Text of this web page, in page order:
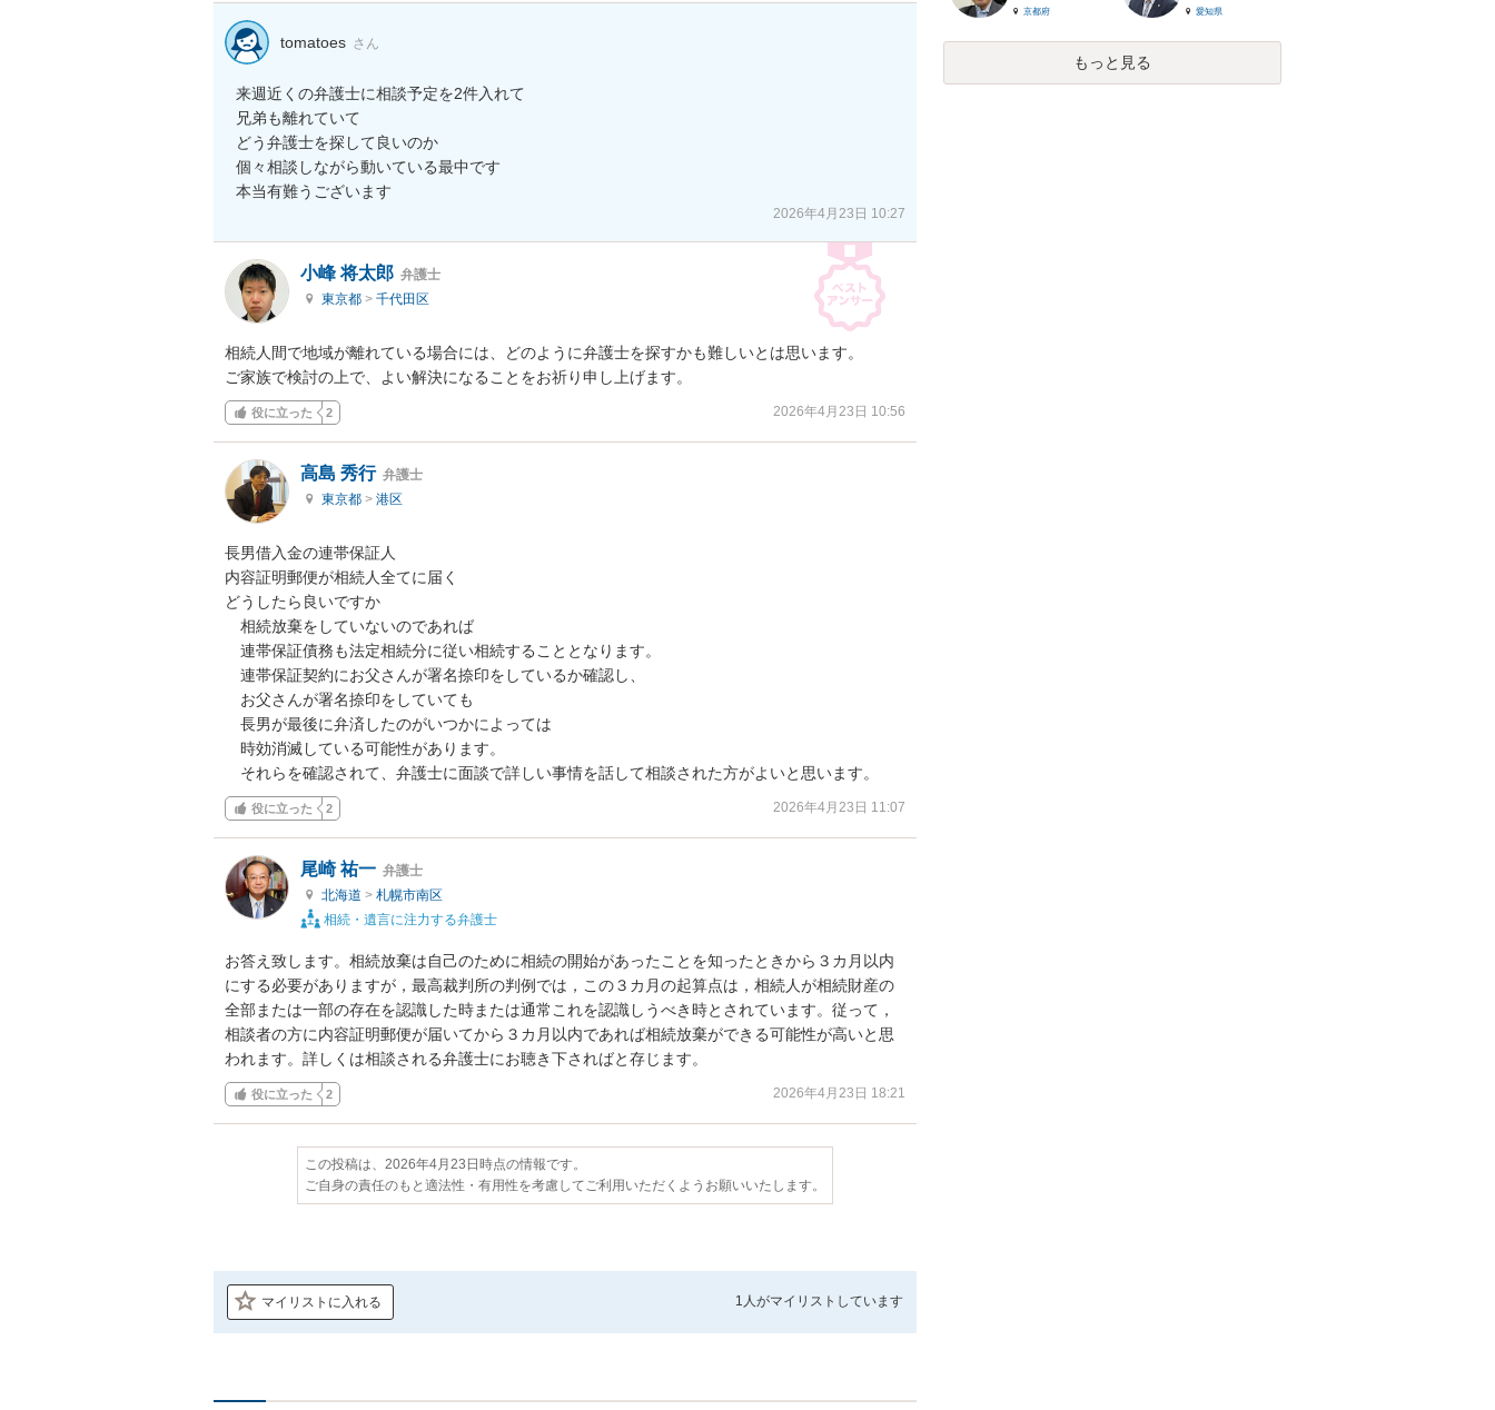
tomatoes さん
来週近くの弁護士に相談予定を2件入れて
兄弟も離れていて
どう弁護士を探して良いのか
個々相談しながら動いている最中です
本当有難うございます
2026年4月23日 10:27
小峰 将太郎 弁護士
東京都 > 千代田区
相続人間で地域が離れている場合には、どのように弁護士を探すかも難しいとは思います。
ご家族で検討の上で、よい解決になることをお祈り申し上げます。
役に立った 2 2026年4月23日 10:56
高島 秀行 弁護士
東京都 > 港区
長男借入金の連帯保証人
内容証明郵便が相続人全てに届く
どうしたら良いですか
相続放棄をしていないのであれば
連帯保証債務も法定相続分に従い相続することとなります。
連帯保証契約にお父さんが署名捺印をしているか確認し、
お父さんが署名捺印をしていても
長男が最後に弁済したのがいつかによっては
時効消滅している可能性があります。
それらを確認されて、弁護士に面談で詳しい事情を話して相談された方がよいと思います。
役に立った 2 2026年4月23日 11:07
尾崎 祐一 弁護士
北海道 > 札幌市南区
相続・遺言に注力する弁護士
お答え致します。相続放棄は自己のために相続の開始があったことを知ったときから３カ月以内
にする必要がありますが，最高裁判所の判例では，この３カ月の起算点は，相続人が相続財産の
全部または一部の存在を認識した時または通常これを認識しうべき時とされています。従って，
相談者の方に内容証明郵便が届いてから３カ月以内であれば相続放棄ができる可能性が高いと思
われます。詳しくは相談される弁護士にお聴き下さればと存じます。
役に立った 2 2026年4月23日 18:21
この投稿は、2026年4月23日時点の情報です。
ご自身の責任のもと適法性・有用性を考慮してご利用いただくようお願いいたします。
マイリストに入れる 1人がマイリストしています
京都府
愛知県
もっと見る